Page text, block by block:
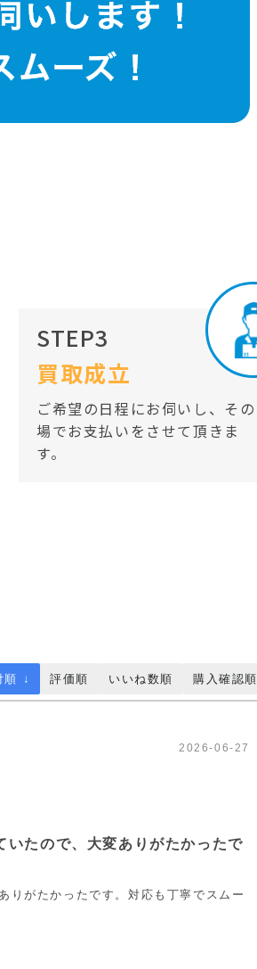
STEP3
買取成立
ご希望の日程にお伺いし、その
場でお支払いをさせて頂きま
す。
順 ↓ 評価順 いいね数順 購入確認順
2026-06-27
いたので、大変ありがたかったで
りがたかったです。対応も丁寧でスムー